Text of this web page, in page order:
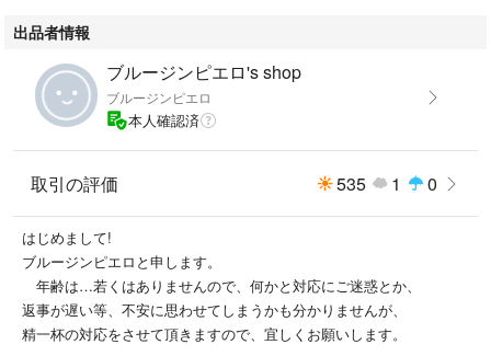
袖丈：６０㎝
注：小さくたたんで送りますので
ご理解願います。
出品者情報
ブルージンピエロ's shop
ブルージンピエロ
本人確認済
取引の評価 535 1 0
はじめまして!
ブルージンピエロと申します。
年齢は…若くはありませんので、何かと対応にご迷惑とか、
返事が遅い等、不安に思わせてしまうかも分かりませんが、
精一杯の対応をさせて頂きますので、宜しくお願いします。